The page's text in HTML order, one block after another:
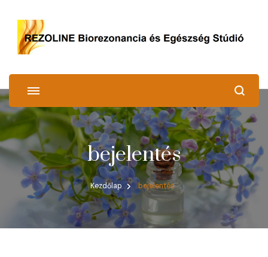
REZOLINE
Biorezonancia és Egészség Stúdió
bejelentés
Kezdőlap bejelentés